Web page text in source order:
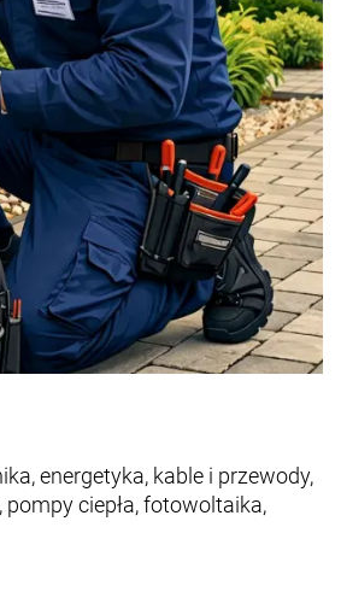
energetyka, kable i przewody,
ciepła, fotowoltaika,